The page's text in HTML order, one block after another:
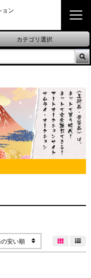
ョン
カテゴリ選択

安い順
 